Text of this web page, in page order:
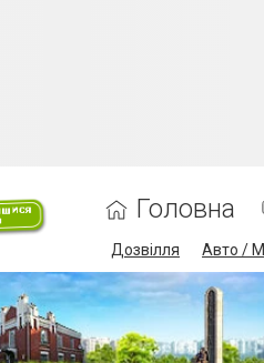
Головна
Дозвілля Авто /